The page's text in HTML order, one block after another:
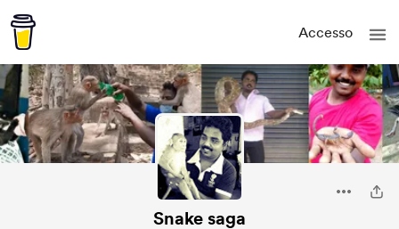
Accesso
Snake saga